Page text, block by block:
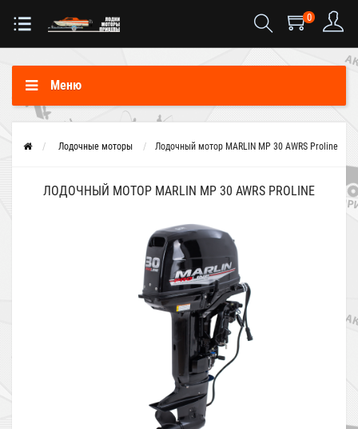
0
Меню
Лодочные моторы Лодочный мотор MARLIN MP 30 AWRS Proline
ЛОДОЧНЫЙ МОТОР MARLIN MP 30 AWRS PROLINE